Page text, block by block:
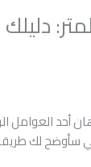
أحد
سأوضح لك